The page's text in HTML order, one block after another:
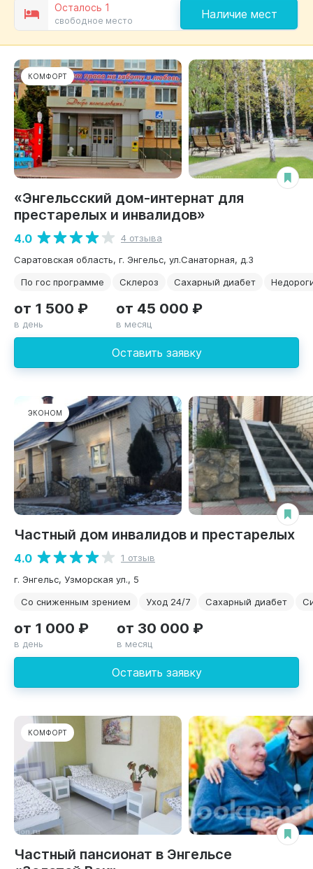
Осталось 1
свободное место Наличие мест
КОМФОРТ
«Энгельсский дом-интернат для
престарелых и инвалидов»
4.0
4 отзыва
Саратовская область, г. Энгельс, ул.Санаторная, д.3
По гос программе
Склероз Сахарный диабет
Оставить заявку
от 1 500 ₽
в день
от 45 000 ₽
в месяц
ЭКОНОМ
Частный дом инвалидов и престарелых
4.0
1 отзыв
г. Энгельс, Узморская ул., 5
Со сниженным зрением
Уход 24/7 Сахарный диабет
Оставить заявку
от 1 000 ₽
в день
от 30 000 ₽
в месяц
КОМФОРТ
Частный пансионат в Энгельсе